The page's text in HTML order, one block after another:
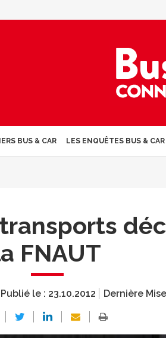
BUS & CAR LES ENQUÊTES BUS & CAR
FNAUT
Publié le : 23.10.2012 Dernière